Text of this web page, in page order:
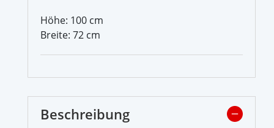
Höhe: 100 cm
Breite: 72 cm
Beschreibung